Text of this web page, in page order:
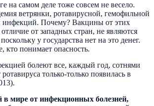
на самом деле тоже совсем не весело.
ветрянки, ротавирусной, гемофильной
инфекций. Почему? Вакцины от этих
от западных стран, не являются
у государства нет на это денег.
кто понимает опасность.
болеют все, каждый год, сотнями
только-только появилась в
в мире от инфекционных болезней,